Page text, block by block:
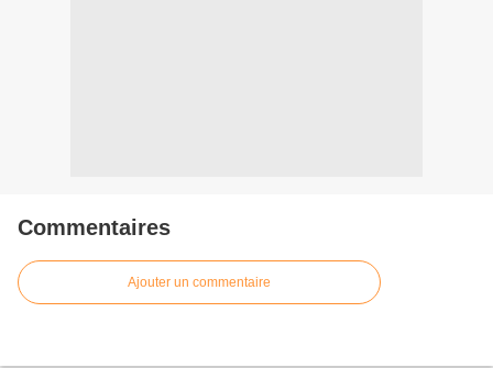
Commentaires
Ajouter un commentaire